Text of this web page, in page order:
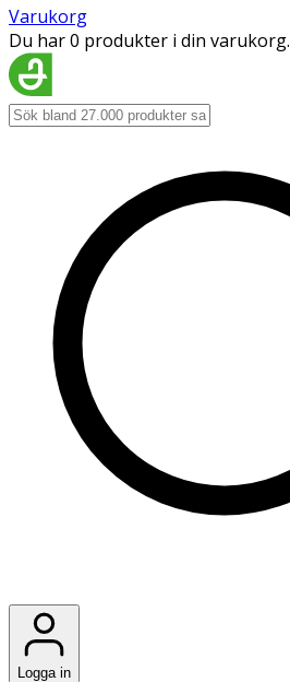
Varukorg
Du har 0 produkter i din varukorg.
Logga in